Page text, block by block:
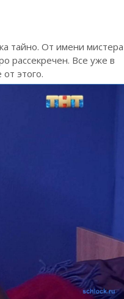
тайно. От имени мистера
рассекречен. Все уже в
этого.